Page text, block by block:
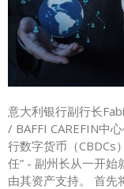
意大利银行副行长
/ BAFFI CAREFIN中
行数字货币（CBDCs
任” - 副州长从一开始
由其资产支持。 首先